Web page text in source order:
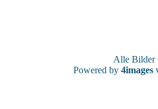
Alle
Powered by 4images